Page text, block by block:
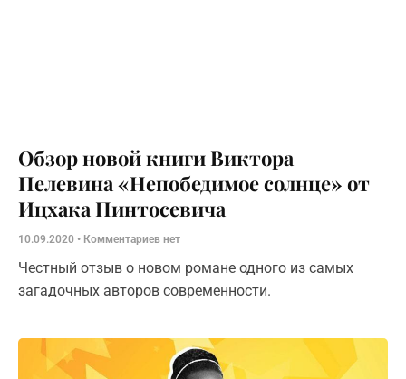
Обзор новой книги Виктора
Пелевина «Непобедимое солнце» от
Ицхака Пинтосевича
10.09.2020 Комментариев нет
Честный отзыв о новом романе одного из самых
загадочных авторов современности.